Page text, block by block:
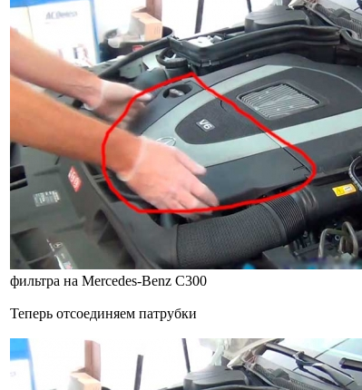
фильтра на Mercedes-Benz C300
Теперь отсоединяем патрубки